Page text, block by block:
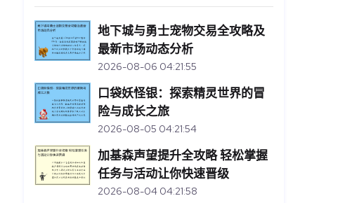
地下城与勇士宠物交易全攻略及
最新市场动态分析
2026-08-06 04:21:55
口袋妖怪银：探索精灵世界的冒
险与成长之旅
2026-08-05 04:21:54
加基森声望提升全攻略 轻松掌握
任务与活动让你快速晋级
2026-08-04 04:21:58